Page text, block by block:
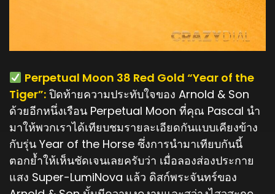
️ Perpetual Moon 38 Red Gold “Year of the
Tiger”: ปิดท้ายความประทับใจของ Arnold & Son
ด้วยอีกหนึ่งเรือน Perpetual Moon ที่คุณ Pascal นำ
มาให้พวกเราได้เทียบชมรายละเอียดกันแบบเคียงข้าง
กับรุ่น Year of the Horse ซึ่งการนำมาเทียบกันนี้
ตอกย้ำให้เห็นชัดเจนเลยครับว่า เมื่อลองส่องประกาย
แสง Super-LumiNova แล้ว ดิสก์พระจันทร์ของ